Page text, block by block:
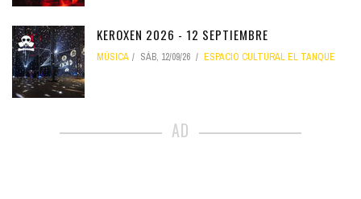
KEROXEN 2026 - 12 SEPTIEMBRE
MÚSICA SÁB, 12/09/26 ESPACIO CULTURAL EL TANQUE
AD